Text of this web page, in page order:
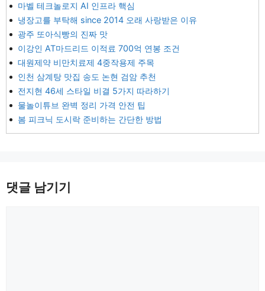
마벨 테크놀로지 AI 인프라 핵심
냉장고를 부탁해 since 2014 오래 사랑받은 이유
광주 또아식빵의 진짜 맛
이강인 AT마드리드 이적료 700억 연봉 조건
대원제약 비만치료제 4중작용제 주목
인천 삼계탕 맛집 송도 논현 검암 추천
전지현 46세 스타일 비결 5가지 따라하기
물놀이튜브 완벽 정리 가격 안전 팁
봄 피크닉 도시락 준비하는 간단한 방법
댓글 남기기